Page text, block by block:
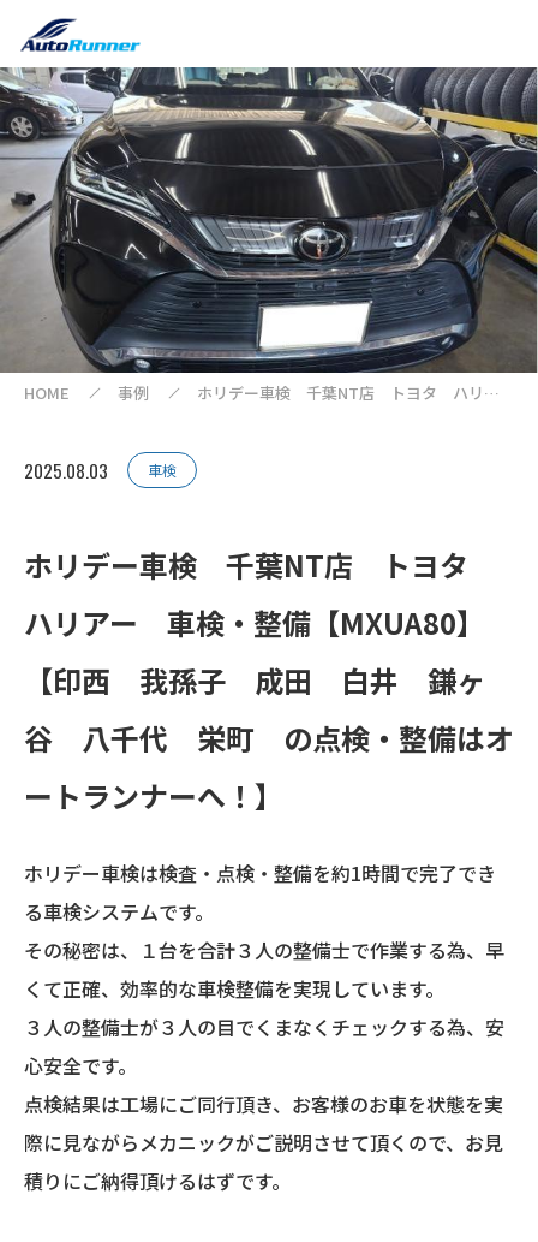
HOME 事例
ホリデー車検 千葉NT店 トヨタ ハリア
2025.08.03 車検
ホリデー車検 千葉NT店 トヨタ
ハリアー 車検・整備【MXUA80】
【印西 我孫子 成田 白井 鎌ヶ
谷 八千代 栄町 の点検・整備はオ
ートランナーへ！】
ホリデー車検は検査・点検・整備を約1時間で完了でき
る車検システムです。
その秘密は、１台を合計３人の整備士で作業する為、早
くて正確、効率的な車検整備を実現しています。
３人の整備士が３人の目でくまなくチェックする為、安
心安全です。
点検結果は工場にご同行頂き、お客様のお車を状態を実
際に見ながらメカニックがご説明させて頂くので、お見
積りにご納得頂けるはずです。